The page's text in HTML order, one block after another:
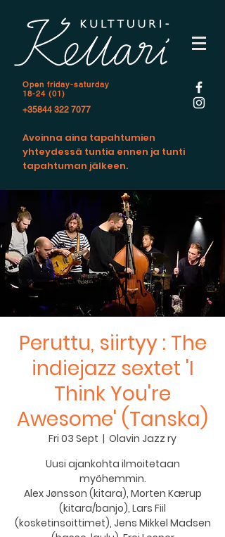
Open friday-saturday
18-24 (01)
+35844 322 7077
Avoinna aina tapahtumien
yhteydessä tuntia ennen ja tunti
tapahtuman jälkeen.
Peruttu, siirtyy : The
indiejazz sextet 'I
Think You're
Awesome' (Tanska)
Fri 03 Sept
  |
Olavin Jazz ry
Uusi ajankohta ilmoitetaan
myöhemmin.
Alex Jønsson (kitara), Morten Kærup
(kitara/banjo), Lars Fiil
(kosketinsoittimet), Jens Mikkel Madsen